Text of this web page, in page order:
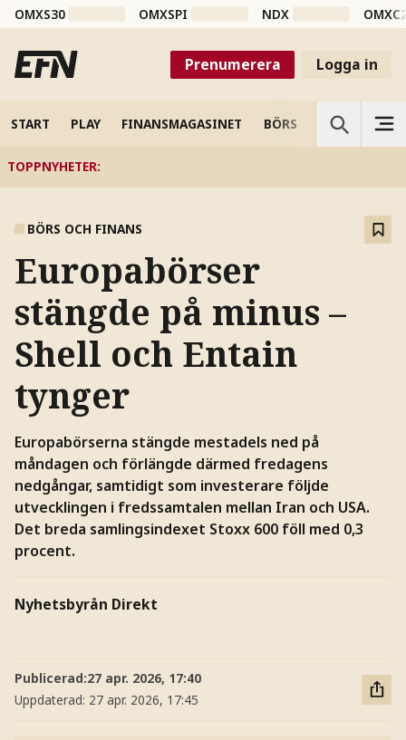
OMXS30 OMXSPI NDX
Prenumerera Logga in
START PLAY FINANSMAGASINET BÖRS VETENSKAP
TOPPNYHETER:
BÖRS OCH FINANS
Europabörser
stängde på minus –
Shell och Entain
tynger
Europabörserna stängde mestadels ned på
måndagen och förlängde därmed fredagens
nedgångar, samtidigt som investerare följde
utvecklingen i fredssamtalen mellan Iran och USA.
Det breda samlingsindexet Stoxx 600 föll med 0,3
procent.
Nyhetsbyrån Direkt
Publicerad:27 apr. 2026, 17:40
Uppdaterad: 27 apr. 2026, 17:45